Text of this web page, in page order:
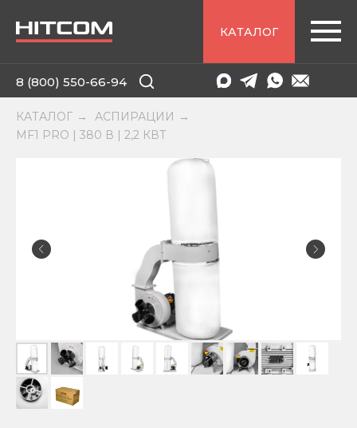
КАТАЛОГ
8 (800) 550-66-94
КАТАЛОГ → АСПИРАЦИИ →
MF1 PRO | 380 В | 2,2 КВТ